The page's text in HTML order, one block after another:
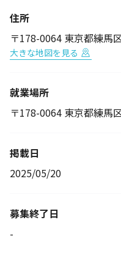
住所
〒178-0064 東京都練馬
大きな地図を見る
就業場所
〒178-0064 東京都練馬
掲載日
2025/05/20
募集終了日
-